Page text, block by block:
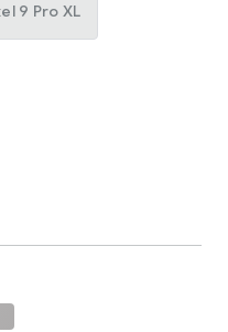
9 Pro XL